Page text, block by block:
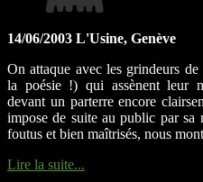
14/06/2003 L'Usine, Genève
On attaque avec les grindeurs
la poésie !) qui assènent leur
devant un parterre encore
impose de suite au public par sa
foutus et bien maîtrisés, nous
Lire la suite...